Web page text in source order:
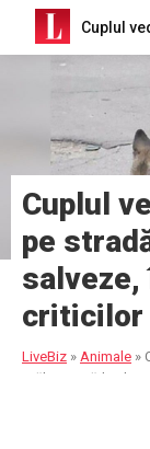
Cuplul
pe
criticilor
LiveBiz » Animale »
grăbeşte să-l